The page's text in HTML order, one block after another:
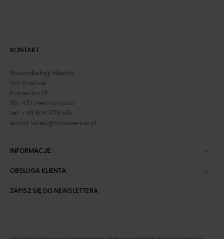
KONTAKT :
Biuro obsługi klienta:
5th Avenue
Kupiecka 19
65-427 Zielona Góra
tel: +48 604 829 581
email: sklep@5thavenue.pl
INFORMACJE: 
OBSŁUGA KLIENTA: 
ZAPISZ SIĘ DO NEWSLETTERA